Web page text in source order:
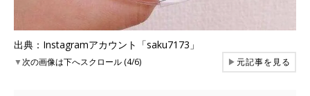
出典：Instagramアカウント「saku7173」
▼次の画像は下へスクロール (4/6) ▶元記事を見る